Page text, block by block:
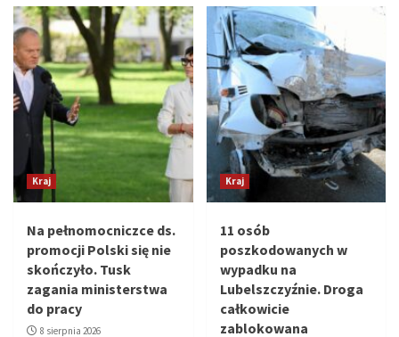
Kraj
Na pełnomocniczce ds.
promocji Polski się nie
skończyło. Tusk
zagania ministerstwa
do pracy
8 sierpnia 2026
Kraj
11 osób
poszkodowanych w
wypadku na
Lubelszczyźnie. Droga
całkowicie
zablokowana